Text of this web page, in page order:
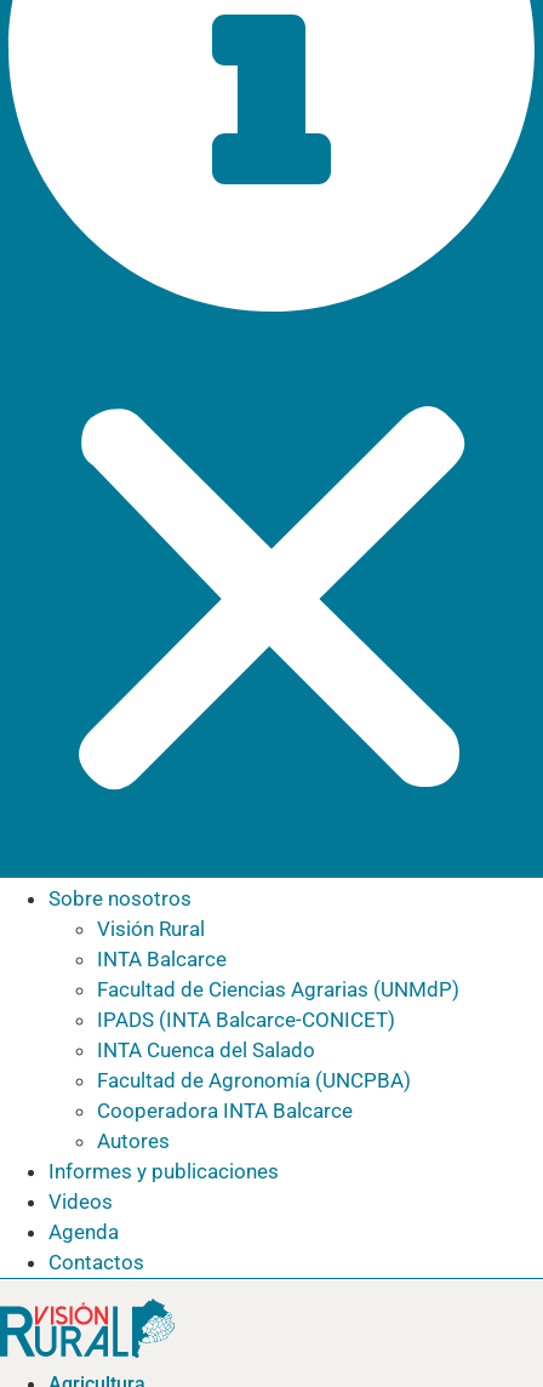
Sobre nosotros
Visión Rural
INTA Balcarce
Facultad de Ciencias Agrarias (UNMdP)
IPADS (INTA Balcarce-CONICET)
INTA Cuenca del Salado
Facultad de Agronomía (UNCPBA)
Cooperadora INTA Balcarce
Autores
Informes y publicaciones
Videos
Agenda
Contactos